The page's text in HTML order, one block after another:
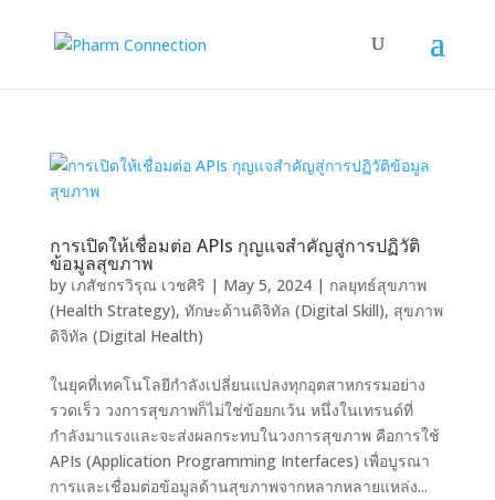
การเปิดให้เชื่อมต่อ APIs กุญแจสำคัญสู่การปฏิวัติ
ข้อมูลสุขภาพ
by เภสัชกรวิรุณ เวชศิริ | May 5, 2024| กลยุทธ์สุขภาพ
(Health Strategy), ทักษะด้านดิจิทัล (Digital Skill), สุขภาพ
ดิจิทัล (Digital Health)
ในยุคที่เทคโนโลยีกำลังเปลี่ยนแปลงทุกอุตสาหกรรมอย่าง
รวดเร็ว วงการสุขภาพก็ไม่ใช่ข้อยกเว้น หนึ่งในเทรนด์ที่
กำลังมาแรงและจะส่งผลกระทบในวงการสุขภาพ คือการใช้
APIs (Application Programming Interfaces) เพื่อบูรณา
การและเชื่อมต่อข้อมูลด้านสุขภาพจากหลากหลายแหล่ง...